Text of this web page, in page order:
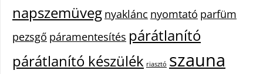
napszemüveg nyaklánc nyomtató parfüm
pezsgő páramentesítés párátlanító
párátlanító készülék riasztó szauna